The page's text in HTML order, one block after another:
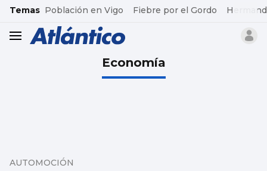
common.go-to-content
Temas Población en Vigo Fiebre por el Gordo
header.menu.open
Economía
AUTOMOCIÓN